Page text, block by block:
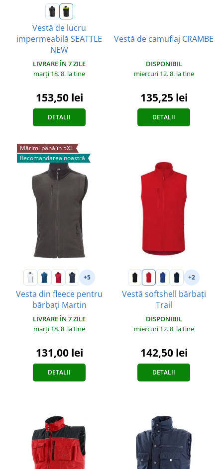
Vestă de lucru
impermeabilă SEATTLE
NEW
LIVRARE ÎN 7 ZILE
marți 18. 8. la tine
153,50 lei
DETALII
Vestă de camuflaj CRAMBE
DISPONIBIL
miercuri 12. 8. la tine
135,25 lei
DETALII
Mărimi până în 5XL
Recomandarea noastră
+5
Vesta din fleece pentru
bărbați Martin
LIVRARE ÎN 7 ZILE
marți 18. 8. la tine
131,00 lei
DETALII
+2
Vestă softshell bărbați
Trail
DISPONIBIL
miercuri 12. 8. la tine
142,50 lei
DETALII